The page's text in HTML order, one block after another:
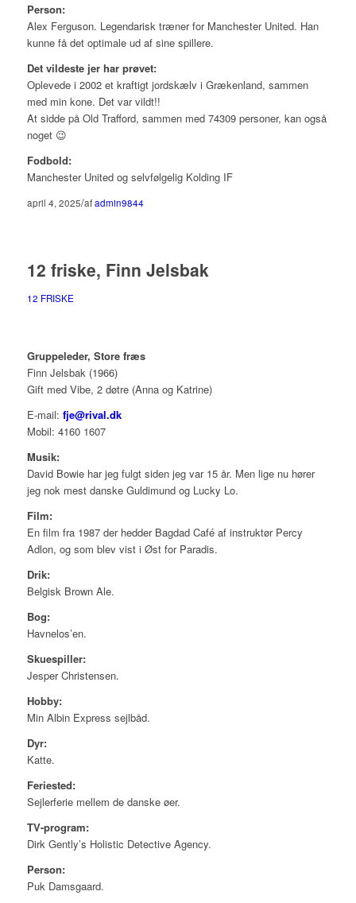
Person:
Alex Ferguson. Legendarisk træner for Manchester United. Han
kunne få det optimale ud af sine spillere.
Det vildeste jer har prøvet:
Oplevede i 2002 et kraftigt jordskælv i Grækenland, sammen
med min kone. Det var vildt!!
At sidde på Old Trafford, sammen med 74309 personer, kan også
noget 😉
Fodbold:
Manchester United og selvfølgelig Kolding IF
april 4, 2025/afadmin9844
12 friske, Finn Jelsbak
12 FRISKE
Gruppeleder, Store fræs
Finn Jelsbak (1966)
Gift med Vibe, 2 døtre (Anna og Katrine)
E-mail: fje@rival.dk
Mobil: 4160 1607
Musik:
David Bowie har jeg fulgt siden jeg var 15 år. Men lige nu hører
jeg nok mest danske Guldimund og Lucky Lo.
Film:
En film fra 1987 der hedder Bagdad Café af instruktør Percy
Adlon, og som blev vist i Øst for Paradis.
Drik:
Belgisk Brown Ale.
Bog:
Havnelos’en.
Skuespiller:
Jesper Christensen.
Hobby:
Min Albin Express sejlbåd.
Dyr:
Katte.
Feriested:
Sejlerferie mellem de danske øer.
TV-program:
Dirk Gently’s Holistic Detective Agency.
Person:
Puk Damsgaard.